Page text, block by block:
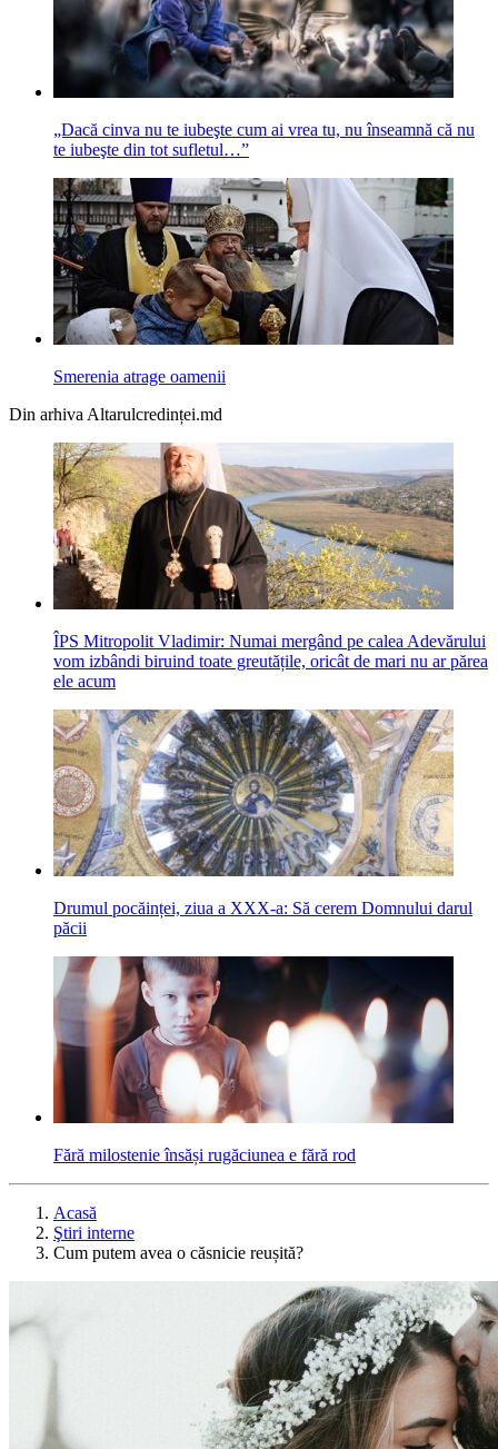
„Dacă cinva nu te iubeşte cum ai vrea tu, nu înseamnă că nu
te iubeşte din tot sufletul…”
Smerenia atrage oamenii
Din arhiva Altarulcredinței.md
ÎPS Mitropolit Vladimir: Numai mergând pe calea Adevărului
vom izbândi biruind toate greutățile, oricât de mari nu ar părea
ele acum
Drumul pocăinței, ziua a XXX-a: Să cerem Domnului darul
păcii
Fără milostenie însăși rugăciunea e fără rod
Acasă
Ştiri interne
Cum putem avea o căsnicie reușită?